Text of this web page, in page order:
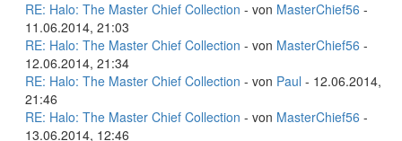
RE: Halo: The Master Chief Collection - von MasterChief56 -
11.06.2014, 21:03
RE: Halo: The Master Chief Collection - von MasterChief56 -
12.06.2014, 21:34
RE: Halo: The Master Chief Collection - von Paul - 12.06.2014,
21:46
RE: Halo: The Master Chief Collection - von MasterChief56 -
13.06.2014, 12:46